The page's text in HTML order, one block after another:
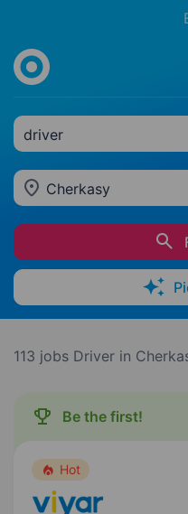
driver
Cherkasy
113 jobs Driver in
Be the first!
Hot